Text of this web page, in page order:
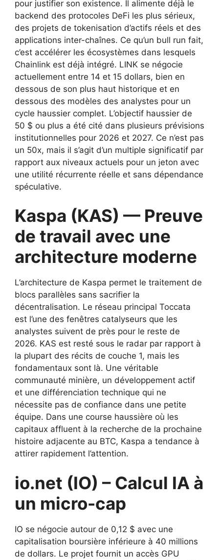
pour justifier son existence. Il alimente déjà le
backend des protocoles DeFi les plus sérieux,
des projets de tokenisation d’actifs réels et des
applications inter-chaînes. Ce qu’un bull run fait,
c’est accélérer les écosystèmes dans lesquels
Chainlink est déjà intégré. LINK se négocie
actuellement entre 14 et 15 dollars, bien en
dessous de son plus haut historique et en
dessous des modèles des analystes pour un
cycle haussier complet. L’objectif haussier de
50 $ ou plus a été cité dans plusieurs prévisions
institutionnelles pour 2026 et 2027. Ce n’est pas
un 50x, mais il s’agit d’un multiple significatif par
rapport aux niveaux actuels pour un jeton avec
une utilité récurrente réelle et sans dépendance
spéculative.
Kaspa (KAS) — Preuve
de travail avec une
architecture moderne
L’architecture de Kaspa permet le traitement de
blocs parallèles sans sacrifier la
décentralisation. Le réseau principal Toccata
est l’une des fenêtres catalyseurs que les
analystes suivent de près pour le reste de
2026. KAS est resté sous le radar par rapport à
la plupart des récits de couche 1, mais les
fondamentaux sont là. Une véritable
communauté minière, un développement actif
et une différenciation technique qui ne
nécessite pas de confiance dans une petite
équipe. Dans une course haussière où les
capitaux affluent à la recherche de la prochaine
histoire adjacente au BTC, Kaspa a tendance à
attirer rapidement l’attention.
io.net (IO) – Calcul IA à
un micro-cap
IO se négocie autour de 0,12 $ avec une
capitalisation boursière inférieure à 40 millions
de dollars. Le projet fournit un accès GPU